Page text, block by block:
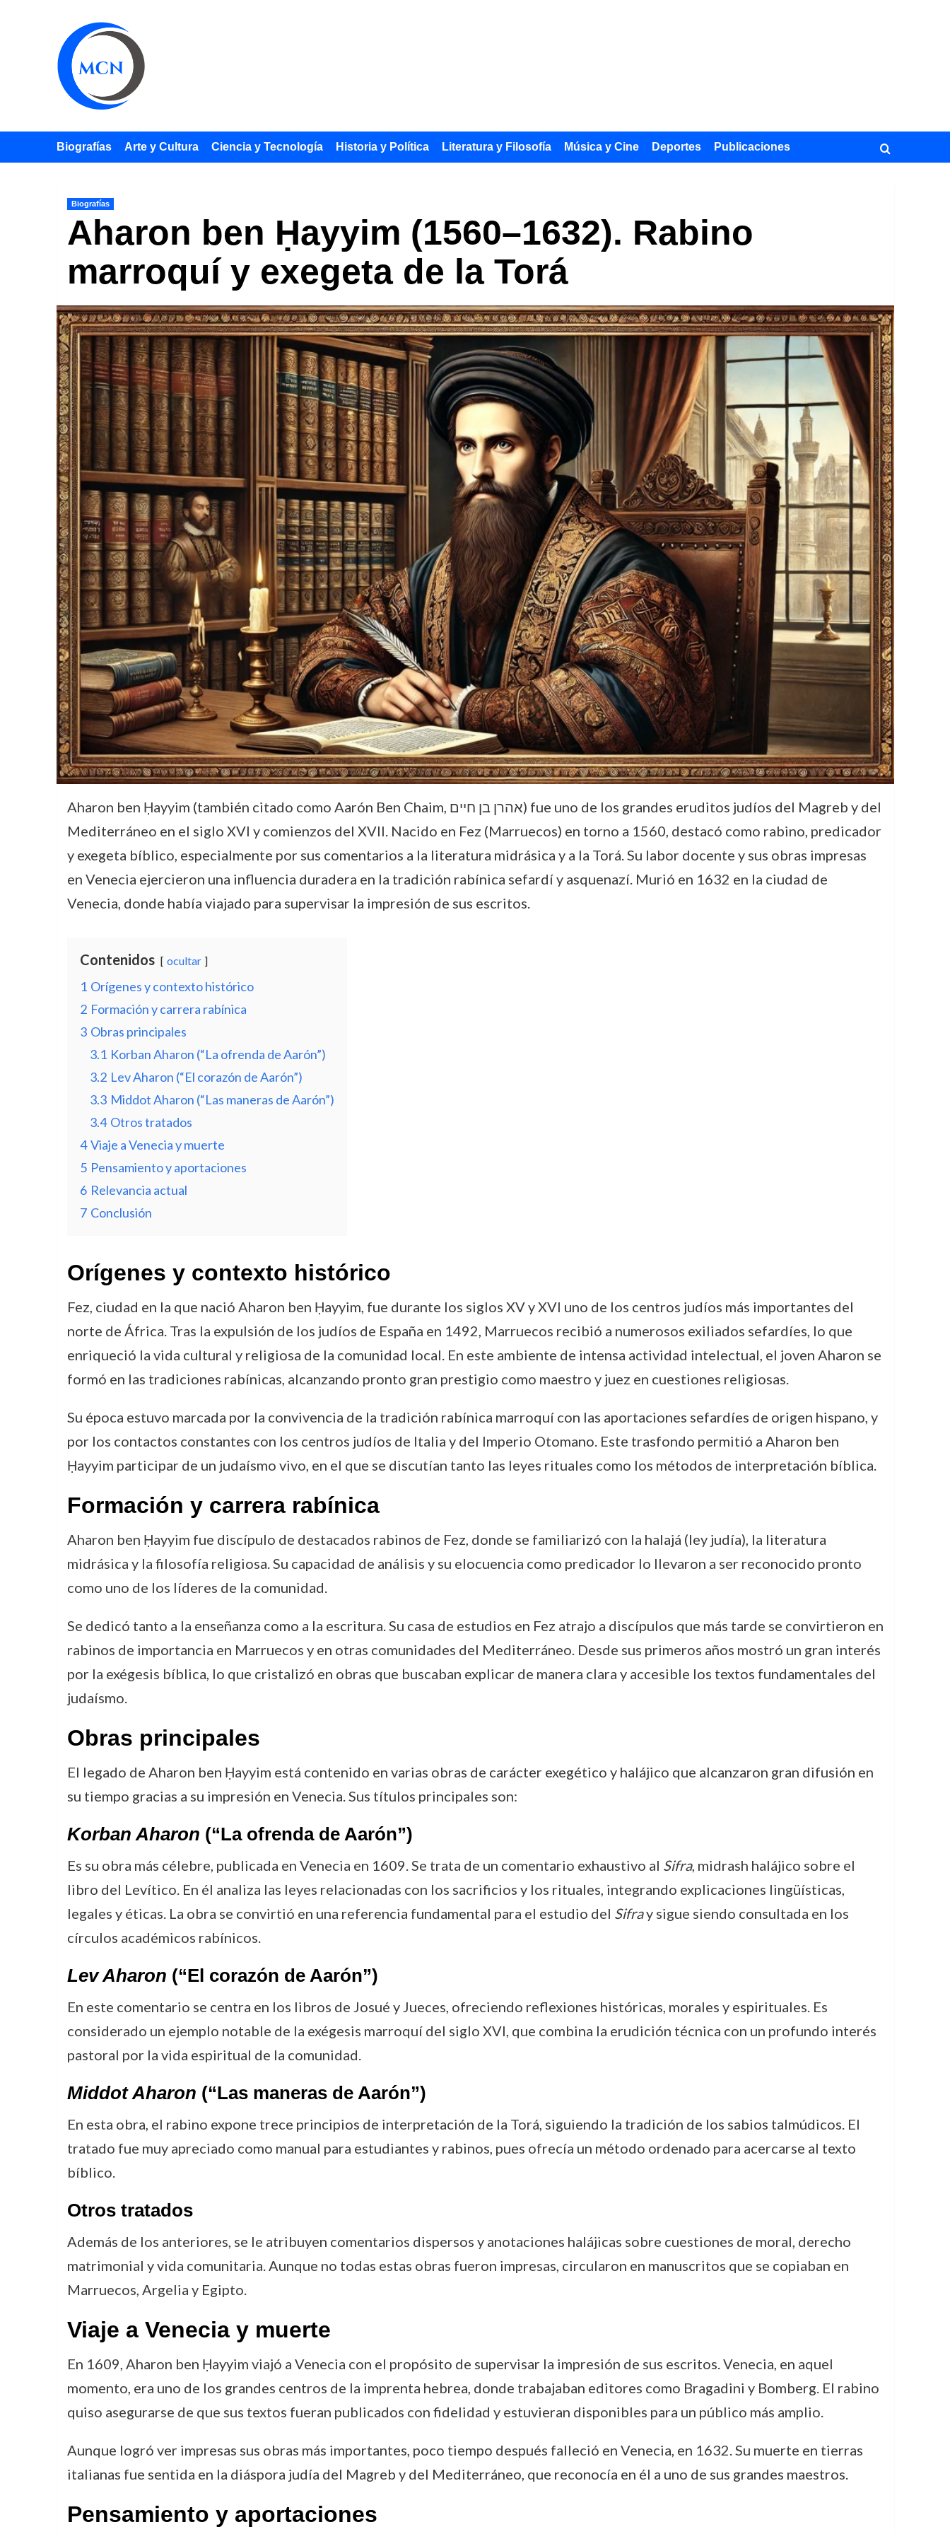
Biografías Arte y Cultura Ciencia y Tecnología Historia y Política Literatura y Filosofía Música y Cine Deportes Publicaciones
Biografías
Aharon ben Ḥayyim (1560–1632). Rabino
marroquí y exegeta de la Torá
Aharon ben Ḥayyim (también citado como Aarón Ben Chaim, אהרן בן חיים) fue uno de los grandes eruditos judíos del Magreb y del
Mediterráneo en el siglo XVI y comienzos del XVII. Nacido en Fez (Marruecos) en torno a 1560, destacó como rabino, predicador
y exegeta bíblico, especialmente por sus comentarios a la literatura midrásica y a la Torá. Su labor docente y sus obras impresas
en Venecia ejercieron una influencia duradera en la tradición rabínica sefardí y asquenazí. Murió en 1632 en la ciudad de
Venecia, donde había viajado para supervisar la impresión de sus escritos.
Contenidos ocultar
1 Orígenes y contexto histórico
2 Formación y carrera rabínica
3 Obras principales
3.1 Korban Aharon (“La ofrenda de Aarón”)
3.2 Lev Aharon (“El corazón de Aarón”)
3.3 Middot Aharon (“Las maneras de Aarón”)
3.4 Otros tratados
4 Viaje a Venecia y muerte
5 Pensamiento y aportaciones
6 Relevancia actual
7 Conclusión
Orígenes y contexto histórico
Fez, ciudad en la que nació Aharon ben Ḥayyim, fue durante los siglos XV y XVI uno de los centros judíos más importantes del
norte de África. Tras la expulsión de los judíos de España en 1492, Marruecos recibió a numerosos exiliados sefardíes, lo que
enriqueció la vida cultural y religiosa de la comunidad local. En este ambiente de intensa actividad intelectual, el joven Aharon se
formó en las tradiciones rabínicas, alcanzando pronto gran prestigio como maestro y juez en cuestiones religiosas.
Su época estuvo marcada por la convivencia de la tradición rabínica marroquí con las aportaciones sefardíes de origen hispano, y
por los contactos constantes con los centros judíos de Italia y del Imperio Otomano. Este trasfondo permitió a Aharon ben
Ḥayyim participar de un judaísmo vivo, en el que se discutían tanto las leyes rituales como los métodos de interpretación bíblica.
Formación y carrera rabínica
Aharon ben Ḥayyim fue discípulo de destacados rabinos de Fez, donde se familiarizó con la halajá (ley judía), la literatura
midrásica y la filosofía religiosa. Su capacidad de análisis y su elocuencia como predicador lo llevaron a ser reconocido pronto
como uno de los líderes de la comunidad.
Se dedicó tanto a la enseñanza como a la escritura. Su casa de estudios en Fez atrajo a discípulos que más tarde se convirtieron en
rabinos de importancia en Marruecos y en otras comunidades del Mediterráneo. Desde sus primeros años mostró un gran interés
por la exégesis bíblica, lo que cristalizó en obras que buscaban explicar de manera clara y accesible los textos fundamentales del
judaísmo.
Obras principales
El legado de Aharon ben Ḥayyim está contenido en varias obras de carácter exegético y halájico que alcanzaron gran difusión en
su tiempo gracias a su impresión en Venecia. Sus títulos principales son:
Korban Aharon (“La ofrenda de Aarón”)
Es su obra más célebre, publicada en Venecia en 1609. Se trata de un comentario exhaustivo al Sifra, midrash halájico sobre el
libro del Levítico. En él analiza las leyes relacionadas con los sacrificios y los rituales, integrando explicaciones lingüísticas,
legales y éticas. La obra se convirtió en una referencia fundamental para el estudio del Sifray sigue siendo consultada en los
círculos académicos rabínicos.
Lev Aharon (“El corazón de Aarón”)
En este comentario se centra en los libros de Josué y Jueces, ofreciendo reflexiones históricas, morales y espirituales. Es
considerado un ejemplo notable de la exégesis marroquí del siglo XVI, que combina la erudición técnica con un profundo interés
pastoral por la vida espiritual de la comunidad.
Middot Aharon (“Las maneras de Aarón”)
En esta obra, el rabino expone trece principios de interpretación de la Torá, siguiendo la tradición de los sabios talmúdicos. El
tratado fue muy apreciado como manual para estudiantes y rabinos, pues ofrecía un método ordenado para acercarse al texto
bíblico.
Otros tratados
Además de los anteriores, se le atribuyen comentarios dispersos y anotaciones halájicas sobre cuestiones de moral, derecho
matrimonial y vida comunitaria. Aunque no todas estas obras fueron impresas, circularon en manuscritos que se copiaban en
Marruecos, Argelia y Egipto.
Viaje a Venecia y muerte
En 1609, Aharon ben Ḥayyim viajó a Venecia con el propósito de supervisar la impresión de sus escritos. Venecia, en aquel
momento, era uno de los grandes centros de la imprenta hebrea, donde trabajaban editores como Bragadini y Bomberg. El rabino
quiso asegurarse de que sus textos fueran publicados con fidelidad y estuvieran disponibles para un público más amplio.
Aunque logró ver impresas sus obras más importantes, poco tiempo después falleció en Venecia, en 1632. Su muerte en tierras
italianas fue sentida en la diáspora judía del Magreb y del Mediterráneo, que reconocía en él a uno de sus grandes maestros.
Pensamiento y aportaciones